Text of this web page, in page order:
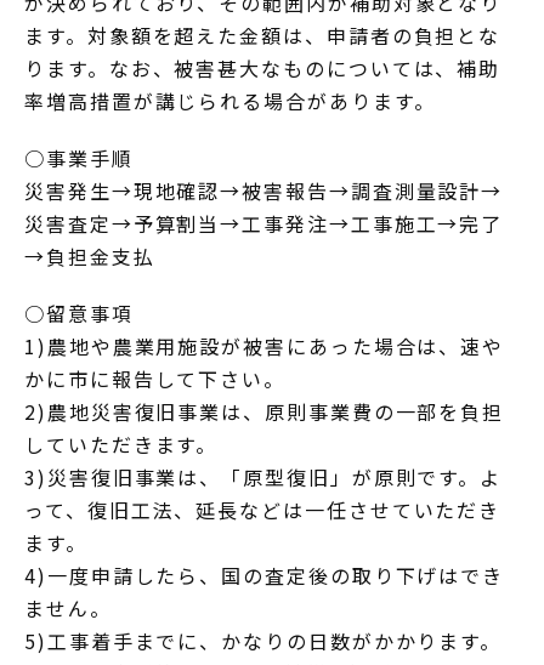
ます。対象額を超えた金額は、申請者の負担とな
ります。なお、被害甚大なものについては、補助
率増高措置が講じられる場合があります。
○事業手順
災害発生→現地確認→被害報告→調査測量設計→
災害査定→予算割当→工事発注→工事施工→完了
→負担金支払
○留意事項
1)農地や農業用施設が被害にあった場合は、速や
かに市に報告して下さい。
2)農地災害復旧事業は、原則事業費の一部を負担
していただきます。
3)災害復旧事業は、「原型復旧」が原則です。よ
って、復旧工法、延長などは一任させていただき
ます。
4)一度申請したら、国の査定後の取り下げはでき
ません。
5)工事着手までに、かなりの日数がかかります。